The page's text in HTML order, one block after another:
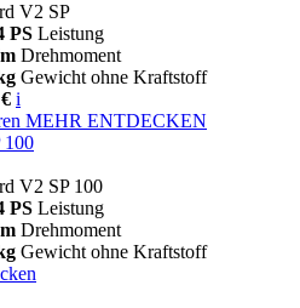
V2 SP
PS Leistung
Drehmoment
Gewicht ohne Kraftstoff
i
MEHR ENTDECKEN
100
V2 SP 100
PS Leistung
Drehmoment
Gewicht ohne Kraftstoff